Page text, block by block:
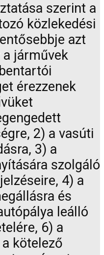
szerint a
közlekedési
azt
a járművek
érezzenek
2) a vasúti
3) a
szolgáló
4) a
és
leálló
6) a
kötelező